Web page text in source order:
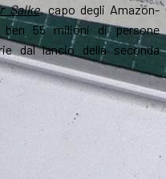
Salke, capo degli Amazon-
ben 55 milioni di persone
dal lancio della seconda